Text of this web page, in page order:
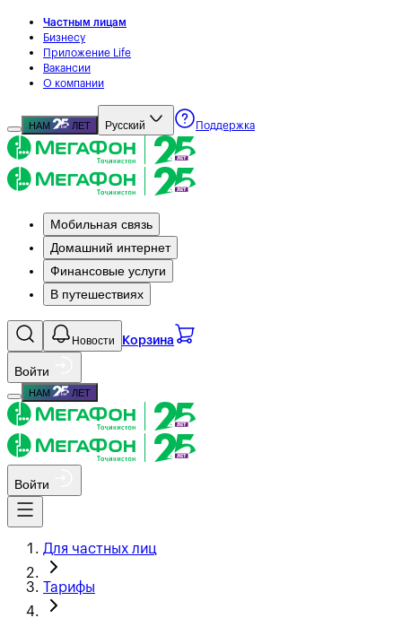
Частным лицам
Бизнесу
Приложение Life
Вакансии
О компании
НАМ ЛЕТ Русский Поддержка
Мобильная связь
Домашний интернет
Финансовые услуги
В путешествиях
Новости Корзина
Войти
НАМ ЛЕТ
Войти
Для частных лиц
Тарифы